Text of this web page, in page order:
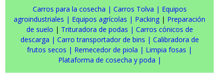
Carros para la cosecha | Carros Tolva | Equipos
agroindustriales | Equipos agrícolas | Packing | Preparación
de suelo | Trituradora de podas | Carros cónicos de
descarga | Carro transportador de bins | Calibradora de
frutos secos | Remecedor de piola | Limpia fosas |
Plataforma de cosecha y poda |